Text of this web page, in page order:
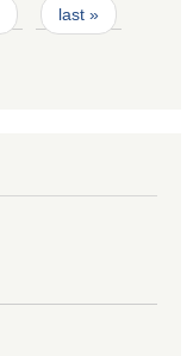
last »